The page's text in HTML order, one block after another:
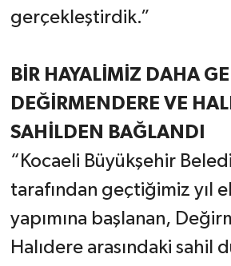
gerçekleştirdik.”
BİR HAYALİMİZ DAHA
DEĞİRMENDERE VE
SAHİLDEN BAĞLANDI
“Kocaeli Büyükşehir
tarafından geçtiğimiz yıl
yapımına başlanan,
Halıdere arasındaki sahil